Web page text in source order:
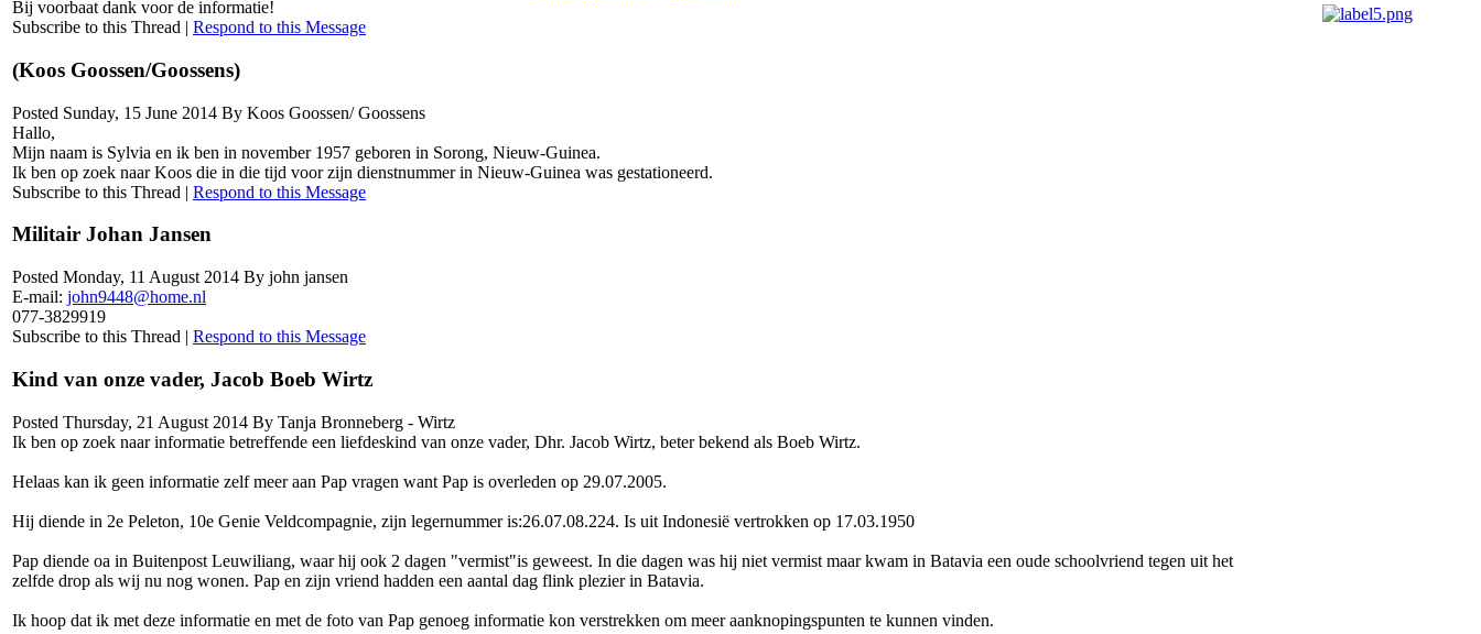
Bij voorbaat dank voor de informatie!
Subscribe to this Thread | Respond to this Message
(Koos Goossen/Goossens)
Posted Sunday, 15 June 2014 By Koos Goossen/ Goossens
Hallo,
Mijn naam is Sylvia en ik ben in november 1957 geboren in Sorong, Nieuw-Guinea.
Ik ben op zoek naar Koos die in die tijd voor zijn dienstnummer in Nieuw-Guinea was gestationeerd.
Subscribe to this Thread | Respond to this Message
Militair Johan Jansen
Posted Monday, 11 August 2014 By john jansen
E-mail: john9448@home.nl
077-3829919
Subscribe to this Thread | Respond to this Message
Kind van onze vader, Jacob Boeb Wirtz
Posted Thursday, 21 August 2014 By Tanja Bronneberg - Wirtz
Ik ben op zoek naar informatie betreffende een liefdeskind van onze vader, Dhr. Jacob Wirtz, beter bekend als Boeb Wirtz.
Helaas kan ik geen informatie zelf meer aan Pap vragen want Pap is overleden op 29.07.2005.
Hij diende in 2e Peleton, 10e Genie Veldcompagnie, zijn legernummer is:26.07.08.224. Is uit Indonesië vertrokken op 17.03.1950
Pap diende oa in Buitenpost Leuwiliang, waar hij ook 2 dagen "vermist"is geweest. In die dagen was hij niet vermist maar kwam in Batavia een oude schoolvriend tegen uit het
zelfde drop als wij nu nog wonen. Pap en zijn vriend hadden een aantal dag flink plezier in Batavia.
Ik hoop dat ik met deze informatie en met de foto van Pap genoeg informatie kon verstrekken om meer aanknopingspunten te kunnen vinden.